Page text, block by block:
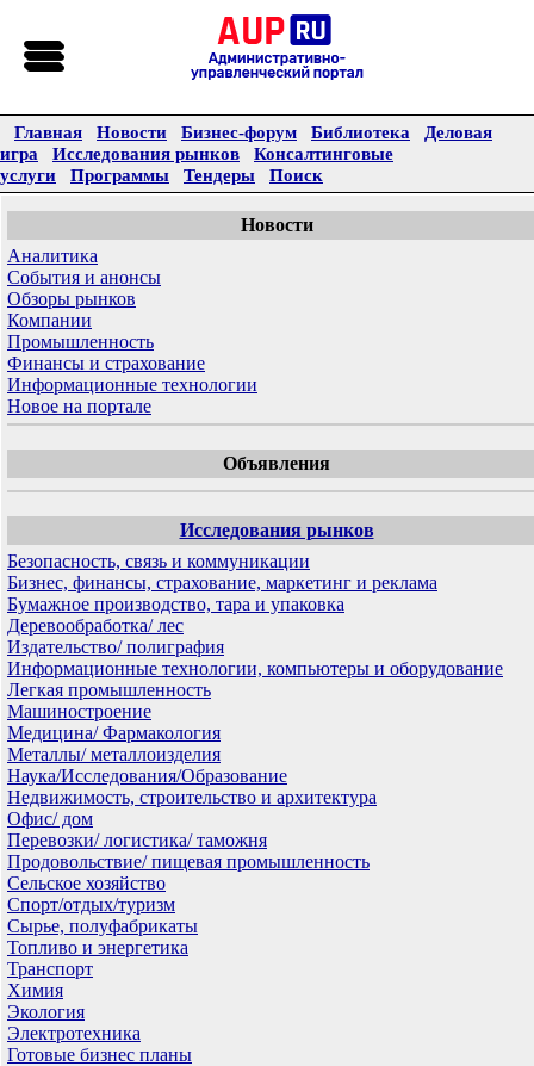
Главная Новости Бизнес-форум Библиотека
Деловая
игра
Исследования рынков
Консалтинговые
услуги
Программы Тендеры Поиск
Новости
Аналитика
События и анонсы
Обзоры рынков
Компании
Промышленность
Финансы и страхование
Информационные технологии
Новое на портале
Объявления
Исследования рынков
Безопасность, связь и коммуникации
Бизнес, финансы, страхование, маркетинг и реклама
Бумажное производство, тара и упаковка
Деревообработка/ лес
Издательство/ полиграфия
Информационные технологии, компьютеры и оборудование
Легкая промышленность
Машиностроение
Медицина/ Фармакология
Металлы/ металлоизделия
Наука/Исследования/Образование
Недвижимость, строительство и архитектура
Офис/ дом
Перевозки/ логистика/ таможня
Продовольствие/ пищевая промышленность
Сельское хозяйство
Спорт/отдых/туризм
Сырье, полуфабрикаты
Топливо и энергетика
Транспорт
Химия
Экология
Электротехника
Готовые бизнес планы